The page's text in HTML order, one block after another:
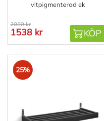
vitpigmenterad ek
2050 kr
1538 kr KÖP
25%